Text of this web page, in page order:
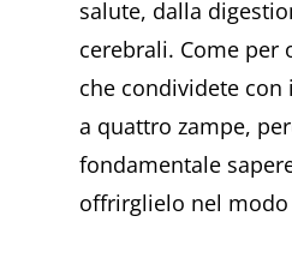
salute, dalla
cerebrali. Come per
che condividete
a quattro zampe,
fondamentale
offrirglielo nel